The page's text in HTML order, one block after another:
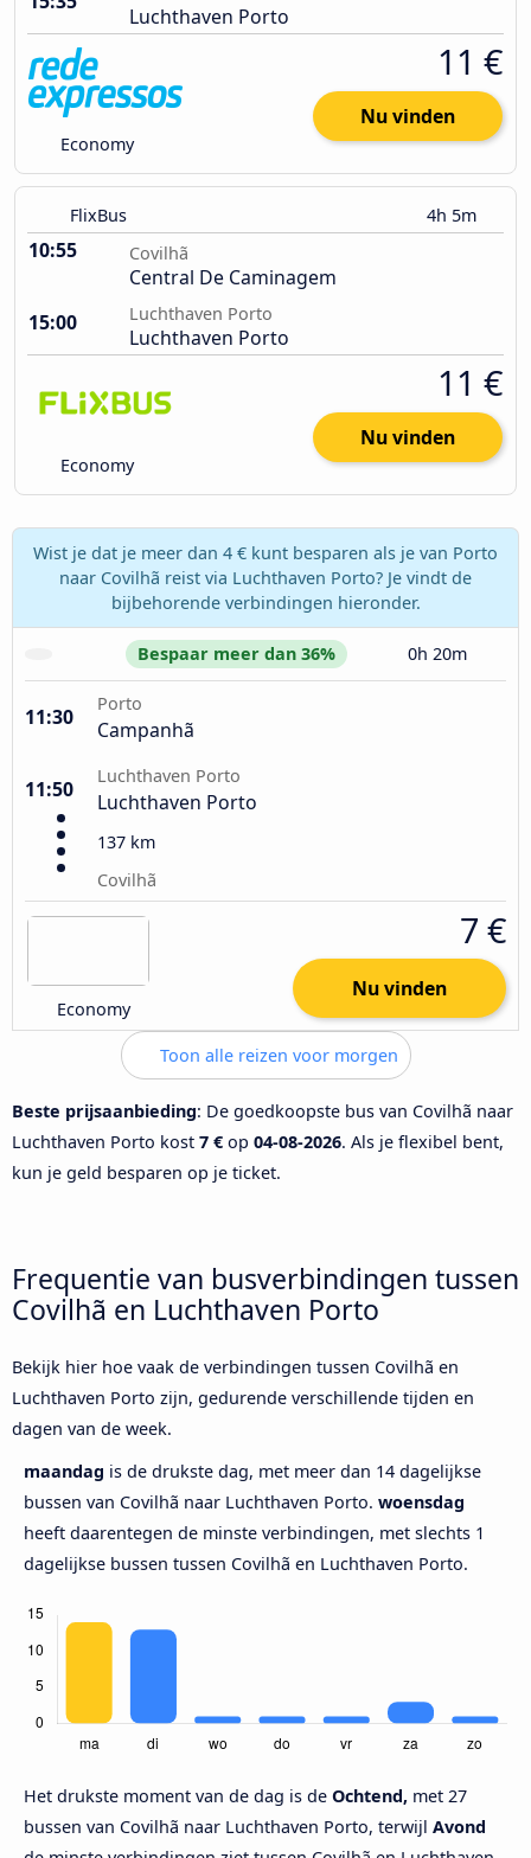
Luchthaven Porto
Economy
11 €
Nu vinden
FlixBus 4h 5m
10:55 Covilhã
Central De Caminagem
15:00
Luchthaven Porto
Luchthaven Porto
Economy
11 €
Nu vinden
Wist je dat je meer dan 4 € kunt besparen als je van Porto
naar Covilhã reist via Luchthaven Porto? Je vindt de
bijbehorende verbindingen hieronder.
Bespaar meer dan 36% 0h 20m
11:30
Porto
Campanhã
11:50
Luchthaven Porto
Luchthaven Porto
137 km
Covilhã
Economy
7 €
Nu vinden
Toon alle reizen voor morgen
Beste prijsaanbieding: De goedkoopste bus van Covilhã naar
Luchthaven Porto kost 7 € op 04-08-2026. Als je flexibel bent,
kun je geld besparen op je ticket.
Frequentie van busverbindingen tussen
Covilhã en Luchthaven Porto
Bekijk hier hoe vaak de verbindingen tussen Covilhã en
Luchthaven Porto zijn, gedurende verschillende tijden en
dagen van de week.
maandag is de drukste dag, met meer dan 14 dagelijkse
bussen van Covilhã naar Luchthaven Porto. woensdag
heeft daarentegen de minste verbindingen, met slechts 1
dagelijkse bussen tussen Covilhã en Luchthaven Porto.
Het drukste moment van de dag is de Ochtend, met 27
bussen van Covilhã naar Luchthaven Porto, terwijl Avond